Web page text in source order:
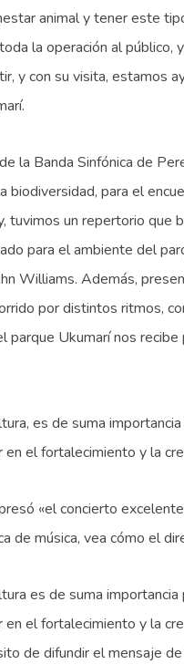
animal y tener este
la operación al
y con su visita, estamos
la Banda Sinfónica de
biodiversidad, para el
tuvimos un repertorio
para el ambiente del
Williams. Además,
por distintos ritmos,
parque Ukumarí nos
es de suma
en el fortalecimiento y la
«el concierto
de música, vea cómo el
es de suma
el fortalecimiento y la
de difundir el mensaje